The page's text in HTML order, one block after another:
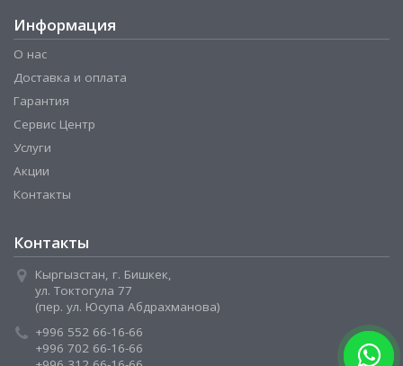
Информация
О нас
Доставка и оплата
Гарантия
Сервис Центр
Услуги
Акции
Контакты
Контакты
Кыргызстан, г. Бишкек,
ул. Токтогула 77
(пер. ул. Юсупа Абдрахманова)
+996 552 66-16-66
+996 702 66-16-66